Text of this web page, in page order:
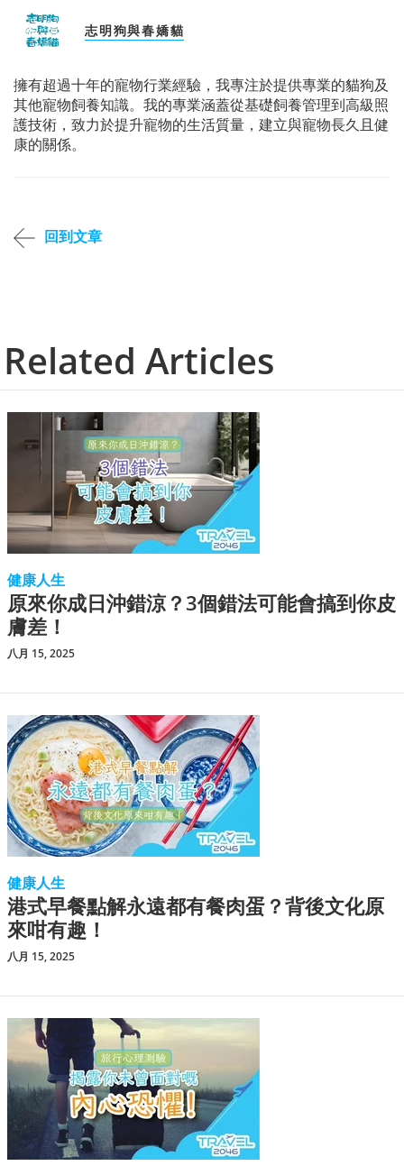
志明狗與春嬌貓
擁有超過十年的寵物行業經驗，我專注於提供專業的貓狗及
其他寵物飼養知識。我的專業涵蓋從基礎飼養管理到高級照
護技術，致力於提升寵物的生活質量，建立與寵物長久且健
康的關係。
回到文章
Related Articles
健康人生
原來你成日沖錯涼？3個錯法可能會搞到你皮
膚差！
八月 15, 2025
健康人生
港式早餐點解永遠都有餐肉蛋？背後文化原
來咁有趣！
八月 15, 2025